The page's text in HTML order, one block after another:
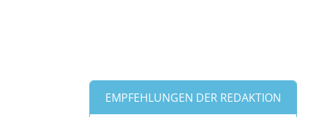
EMPFEHLUNGEN DER REDAKTION